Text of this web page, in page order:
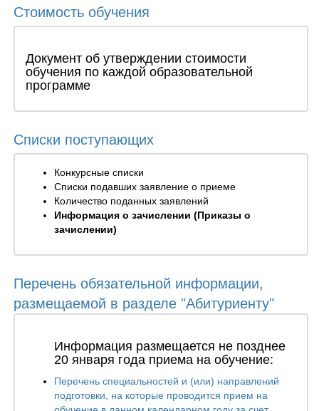
Стоимость обучения
Документ об утверждении стоимости
обучения по каждой образовательной
программе
Списки поступающих
Конкурсные списки
Списки подавших заявление о приеме
Количество поданных заявлений
Информация о зачислении (Приказы о
зачислении)
Перечень обязательной информации,
размещаемой в разделе "Абитуриенту"
Информация размещается не позднее
20 января года приема на обучение:
Перечень специальностей и (или) направлений
подготовки, на которые проводится прием на